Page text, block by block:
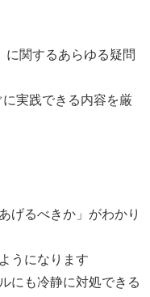
に関するあらゆる疑問
実践できる内容を厳
げるべきか」がわかり
うになります
にも冷静に対処できる